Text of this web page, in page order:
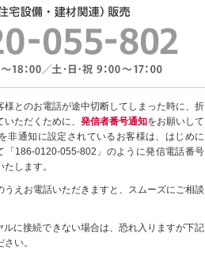
様とのお電話が途中切断してしまった時に、折
ただくために、 発信者番号通知をお願いして
非通知に設定されているお客様は、はじめに
「186-0120-055-802」のように発信電話番号
します。
うえお電話いただきますと、スムーズにご相談
に接続できない場合は、恐れ入りますが下記
い。